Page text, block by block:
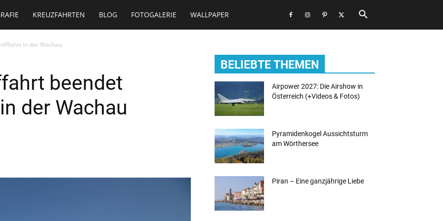
KREUZFAHRTEN BLOG FOTOGALERIE WALLPAPER
in der Wachau
beendet
der Wachau
BELIEBTE THEMEN
Airpower 2027: Die Airshow in
Österreich (+Videos & Fotos)
Pyramidenkogel Aussichtsturm
am Wörthersee
Piran – Eine ganzjährige Liebe